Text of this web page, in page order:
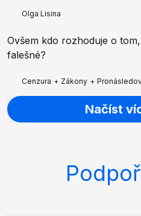
Olga Lisina
Ovšem kdo rozhoduje o
falešné?
Cenzura + Zákony +
Načíst